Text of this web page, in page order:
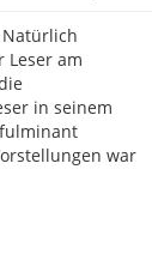
am
in seinem
war